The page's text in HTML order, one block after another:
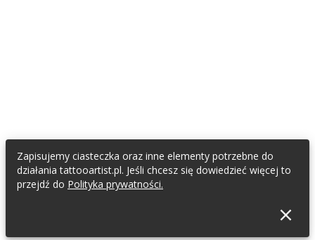
Zapisujemy ciasteczka oraz inne elementy potrzebne do
działania tattooartist.pl. Jeśli chcesz się dowiedzieć więcej to
przejdź do Polityka prywatności.